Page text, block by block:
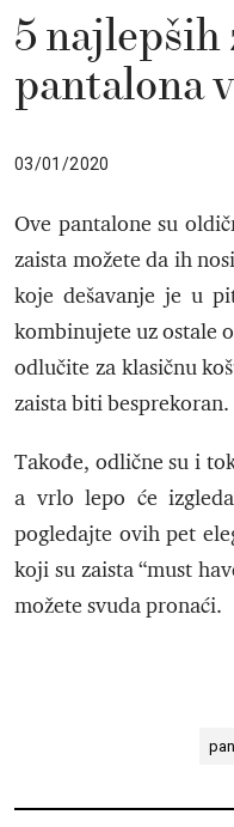
5
pantalona
03/01/2020
Ove pantalone su
zaista možete da ih
koje dešavanje je u
kombinujete uz ostale
odlučite za klasičnu
zaista biti besprekoran.
Takođe, odlične su i
a vrlo lepo će
pogledajte ovih pet
koji su zaista “must
možete svuda pronaći.